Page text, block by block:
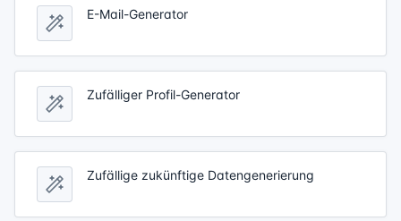
E-Mail-Generator
Zufälliger Profil-Generator
Zufällige zukünftige Datengenerierung